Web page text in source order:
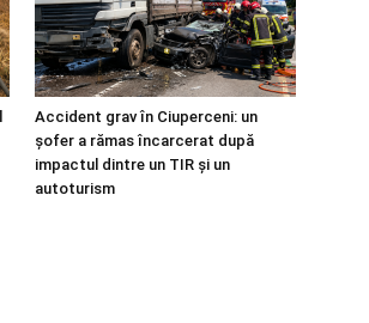
Accident grav în Ciuperceni: un
șofer a rămas încarcerat după
impactul dintre un TIR și un
autoturism